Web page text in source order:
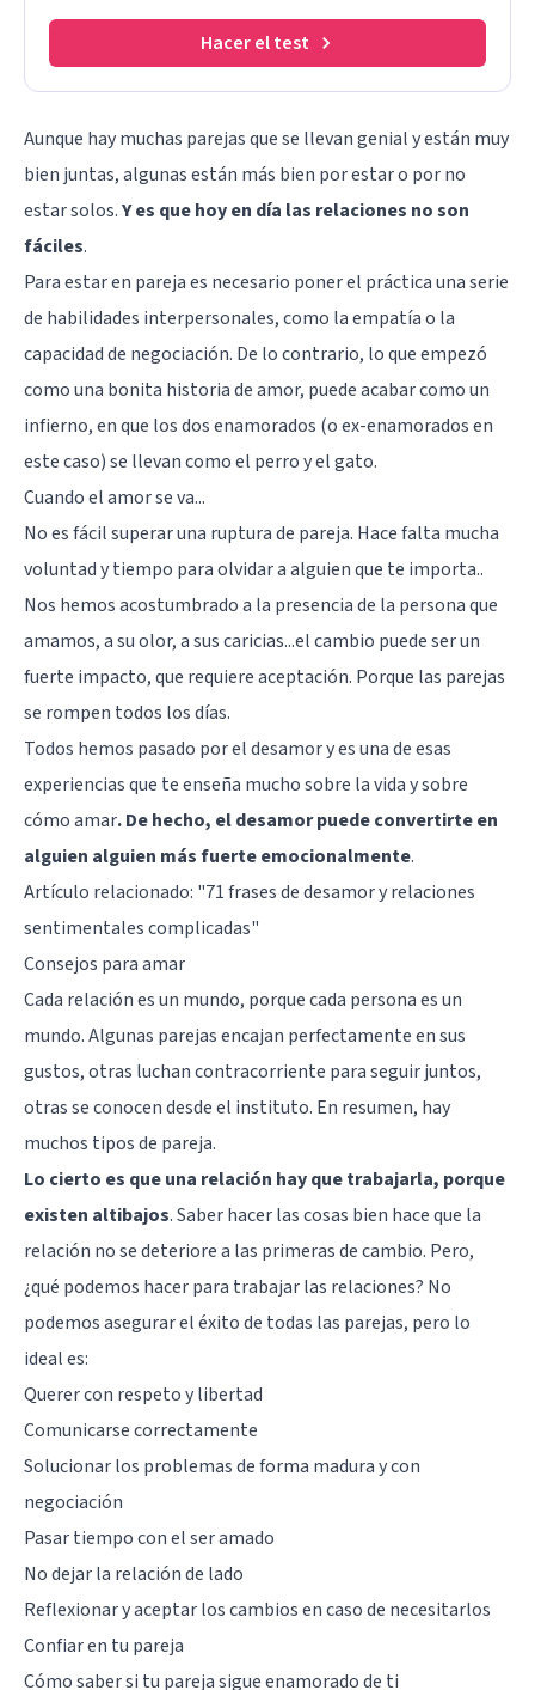
Hacer el test
Aunque hay muchas parejas que se llevan genialy están muy
bien juntas, algunas están más bien por estar o por no
estar solos.Y es que hoy en día las relaciones no son
fáciles.
Para estar en pareja es necesario poner el práctica una serie
de habilidades interpersonales, como la empatíao la
capacidad de negociación. De lo contrario, lo que empezó
como una bonita historia de amor, puede acabar como un
infierno, en que los dos enamorados (o ex-enamorados en
este caso) se llevan como el perro y el gato.
Cuando el amor se va...
No es fácil superar una ruptura de pareja. Hace falta mucha
voluntad y tiempo para olvidar a alguien que te importa..
Nos hemos acostumbrado a la presencia de la persona que
amamos, a su olor, a sus caricias...el cambio puede ser un
fuerte impacto, que requiere aceptación. Porque las parejas
se rompen todos los días.
Todos hemos pasado por el desamor y es una de esas
experiencias que te enseña mucho sobre la vida y sobre
cómo amar. De hecho, el desamor puede convertirte en
alguien alguien más fuerte emocionalmente.
Artículo relacionado: "71 frases de desamor y relaciones
sentimentales complicadas"
Consejos para amar
Cada relación es un mundo, porque cada persona es un
mundo. Algunas parejas encajan perfectamente en sus
gustos, otras luchan contracorriente para seguir juntos,
otras se conocen desde el instituto. En resumen, hay
muchos tipos de pareja.
Lo cierto es que una relación hay que trabajarla, porque
existen altibajos. Saber hacer las cosas bien hace que la
relación no se deteriore a las primeras de cambio. Pero,
¿qué podemos hacer para trabajar las relaciones? No
podemos asegurar el éxito de todas las parejas, pero lo
ideal es:
Querer con respeto y libertad
Comunicarse correctamente
Solucionar los problemas de forma madura y con
negociación
Pasar tiempo con el ser amado
No dejar la relación de lado
Reflexionar y aceptar los cambios en caso de necesitarlos
Confiar en tu pareja
Cómo saber si tu pareja sigue enamorado de ti